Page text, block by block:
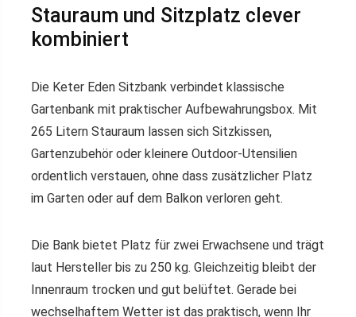
Stauraum und Sitzplatz clever
kombiniert
Die Keter Eden Sitzbank verbindet klassische
Gartenbank mit praktischer Aufbewahrungsbox. Mit
265 Litern Stauraum lassen sich Sitzkissen,
Gartenzubehör oder kleinere Outdoor-Utensilien
ordentlich verstauen, ohne dass zusätzlicher Platz
im Garten oder auf dem Balkon verloren geht.
Die Bank bietet Platz für zwei Erwachsene und trägt
laut Hersteller bis zu 250 kg. Gleichzeitig bleibt der
Innenraum trocken und gut belüftet. Gerade bei
wechselhaftem Wetter ist das praktisch, wenn Ihr